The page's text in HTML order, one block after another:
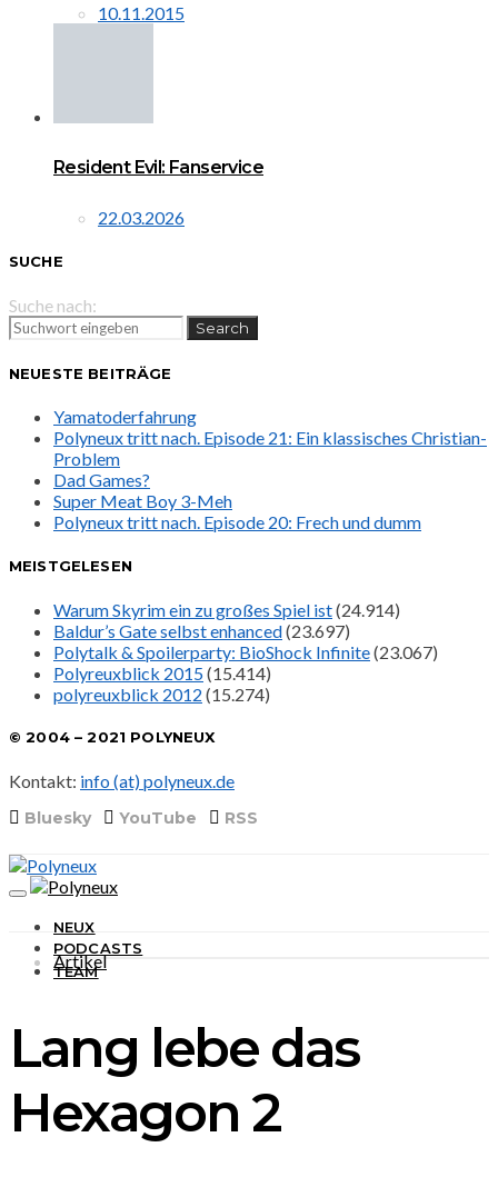
10.11.2015
Resident Evil: Fanservice
22.03.2026
SUCHE
Suche nach:
Search
NEUESTE BEITRÄGE
Yamatoderfahrung
Polyneux tritt nach. Episode 21: Ein klassisches Christian-
Problem
Dad Games?
Super Meat Boy 3-Meh
Polyneux tritt nach. Episode 20: Frech und dumm
MEISTGELESEN
Warum Skyrim ein zu großes Spiel ist(24.914)
Baldur’s Gate selbst enhanced(23.697)
Polytalk & Spoilerparty: BioShock Infinite(23.067)
Polyreuxblick 2015(15.414)
polyreuxblick 2012 (15.274)
© 2004 – 2021 POLYNEUX
Kontakt: info (at) polyneux.de
Bluesky YouTube RSS
NEUX
PODCASTS
TEAM
Artikel
Lang lebe das
Hexagon 2